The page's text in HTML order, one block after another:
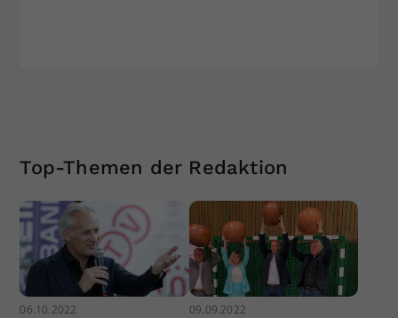
Top-Themen der Redaktion
06.10.2022 09.09.2022